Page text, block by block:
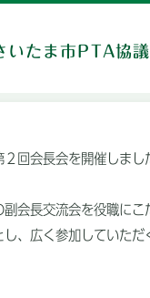
いたま市PTA協
回会長会を開催しまし
副会長交流会を役職に
し、広く参加していただ